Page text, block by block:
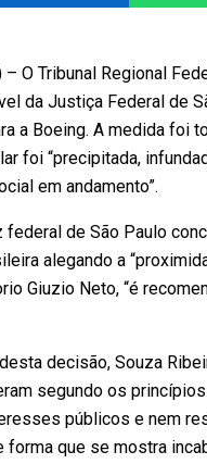
– O Tribunal Regional
da Justiça Federal de
a Boeing. A medida foi
foi “precipitada,
em andamento”.
federal de São Paulo
alegando a
Giuzio Neto, “é
decisão, Souza
segundo os
públicos e nem
que se mostra